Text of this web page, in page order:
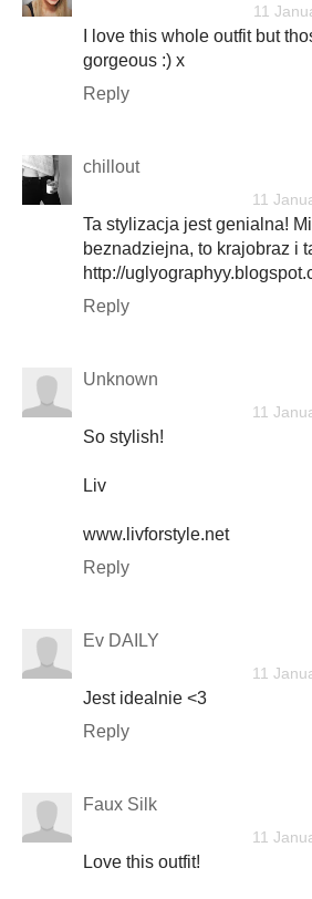
11
I love this whole outfit but
gorgeous :) x
Reply
chillout
11
Ta stylizacja jest genialna!
beznadziejna, to krajobraz i
http://
Reply
Unknown
11
So stylish!
Liv
www.livforstyle.net
Reply
Ev DAILY
11
Jest idealnie <3
Reply
Faux Silk
11
Love this outfit!